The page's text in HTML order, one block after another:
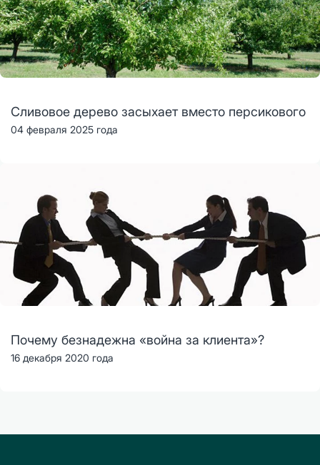
Сливовое дерево засыхает вместо персикового
04 февраля 2025 года
Почему безнадежна «война за клиента»?
16 декабря 2020 года